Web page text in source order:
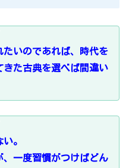
いのであれば、時代を
た古典を選べば間違い
。
一度習慣がつけばどん